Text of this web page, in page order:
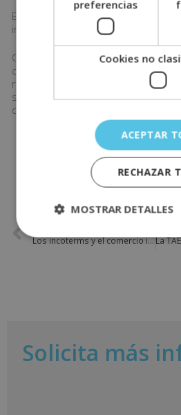
Este tipo de servicios cuenta
instalación o soporte técnico.
Cómo hemos dicho
cliente es importante para
retroalimentarnos ya que las
se las traslada a otras personas
clientes.
COMPARTE ESTE
Los incoterms y el comercio internacional
Solicita más
preferencias
Cookies no
ACEPTAR
RECHAZAR
MOSTRAR DETALLES